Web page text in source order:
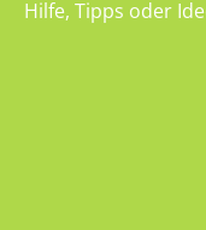
Hilfe, Tipps oder